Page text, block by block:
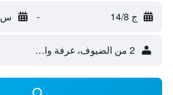
ج 14/8 - س 15/8
2 من الضيوف، غرفة واحدة